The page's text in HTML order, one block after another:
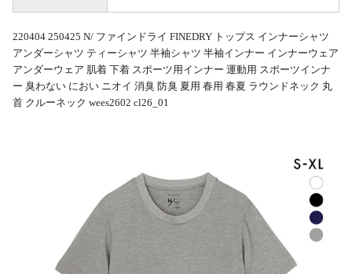
220404 250425 N/ ファインドライ FINEDRY トップス インナーシャツ
アンダーシャツ ティーシャツ 半袖シャツ 半袖インナー インナーウェア
アンダーウェア 肌着 下着 スポーツ用インナー 運動用 スポーツインナ
ー 臭わない におい ニオイ 消臭 防臭 夏用 春用 春夏 ラウンドネック 丸
首 クルーネック wees2602 cl26_01